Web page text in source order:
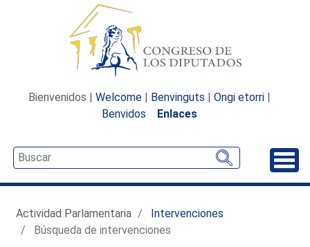
Bienvenidos | Welcome | Benvinguts | Ongi etorri |
Benvidos
Enlaces
Actividad Parlamentaria
Intervenciones
Búsqueda de intervenciones